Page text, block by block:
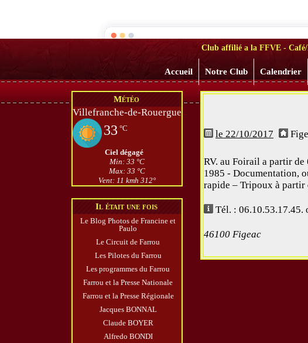
Les Vieilles
Club affilié a la FFVE - Café/
Accueil Notre Club Calendrier
Météo
Villefranche-de-Rouergue
33 °C
Ciel dégagé
Min: 33 °C
Max: 33 °C
Vent: 11 kmh 312°
Il était une fois
Le Blog Photos de Francine et
Paulo
Le Circuit de Farrou
Les Pilotes du Farrou
Les programmes du Farrou
Farrou et la Presse Nationale
Farrou et la Presse Régionale
Jacques BONNAL
Claude BOYER
Alfredo BONDI
le 22/10/2017
RV. au Foirail a partir de
1985 - Documentation,
rapide – Tripoux à partir
Tél. : 06.10.53.17.45.
46100 Figeac